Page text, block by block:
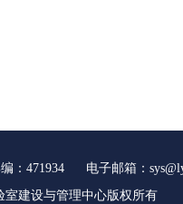
471934 电子邮箱：
室建设与管理中心版权所有